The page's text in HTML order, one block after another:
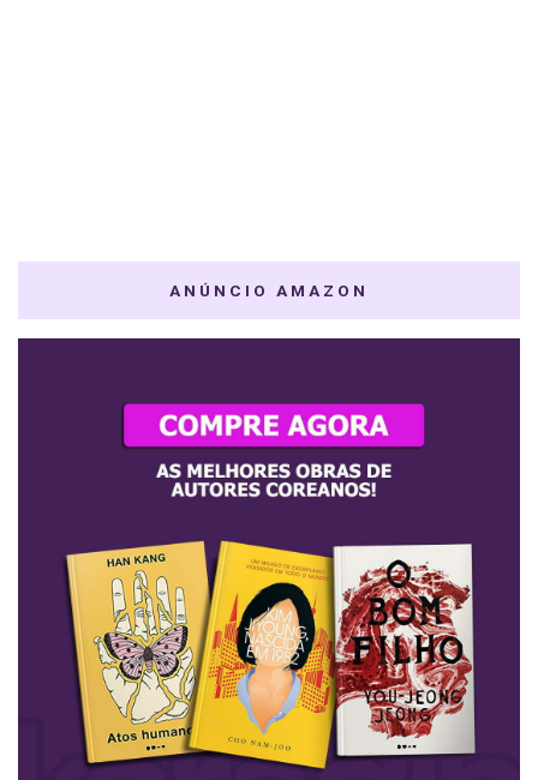
ANÚNCIO AMAZON